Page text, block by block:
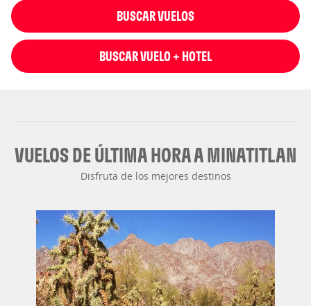
BUSCAR VUELOS
BUSCAR VUELO + HOTEL
VUELOS DE ÚLTIMA HORA A MINATITLAN
Disfruta de los mejores destinos